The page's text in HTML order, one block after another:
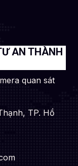
AN THÀNH
quan sát
TP. Hồ